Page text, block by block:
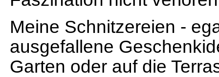
Meine Schnitzereien -
ausgefallene
Garten oder auf die